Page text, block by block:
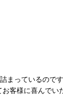
まっているのです
客様に喜んでい